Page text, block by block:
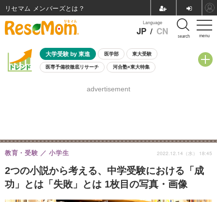
menu
Language
JP / CN search
大学受験 by 東進 医学部 東大受験
医専予備校徹底リサーチ 河合塾×東大特集
8月開催学校説明会・相談会
advertisement
2つの小説から考える、中学受験における「成
功」とは「失敗」とは 1枚目の写真・画像
教育・受験 小学生 2022.12.14（水） 18:45
リセマム メンバーズ